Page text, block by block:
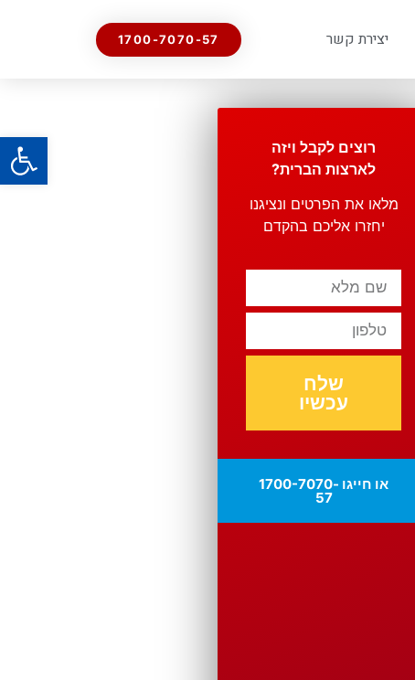
יצירת קשר 1700-7070-57
רוצים לקבל ויזה
לארצות הברית?
מלאו את הפרטים ונציגנו
יחזרו אליכם בהקדם
שלח
עכשיו
או חייגו 1700-7070-
57